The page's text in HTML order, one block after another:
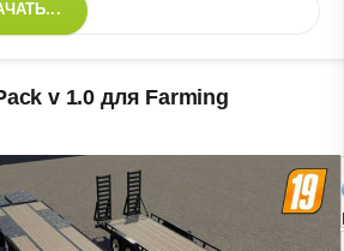
v 1.0 для Farming